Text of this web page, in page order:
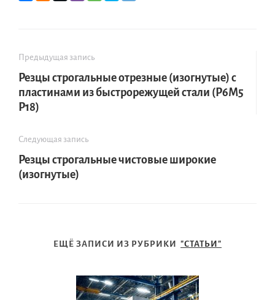
Предыдущая запись
Резцы строгальные отрезные (изогнутые) с
пластинами из быстрорежущей стали (Р6М5
Р18)
Следующая запись
Резцы строгальные чистовые широкие
(изогнутые)
ЕЩЁ ЗАПИСИ ИЗ РУБРИКИ "СТАТЬИ"